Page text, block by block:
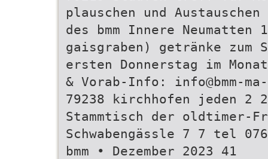
plauschen und
des bmm Innere
gaisgraben) getränke zum
ersten Donnerstag im
& Vorab-Info: info@bmm-
79238 kirchhofen jeden 2
Stammtisch der oldtimer-
Schwabengässle 7 7 tel
bmm • Dezember 2023 41